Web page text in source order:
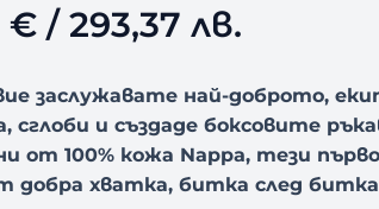
€/ 293,37 лв.
заслужавате най-доброто,
сглоби и създаде боксовите
от 100% кожа Nappa, тези
добра хватка, битка след